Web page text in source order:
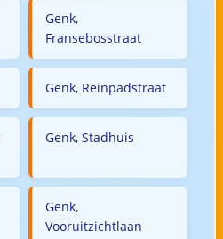
Genk,
Fransebosstraat
Genk, Reinpadstraat
Genk, Stadhuis
Genk,
Vooruitzichtlaan